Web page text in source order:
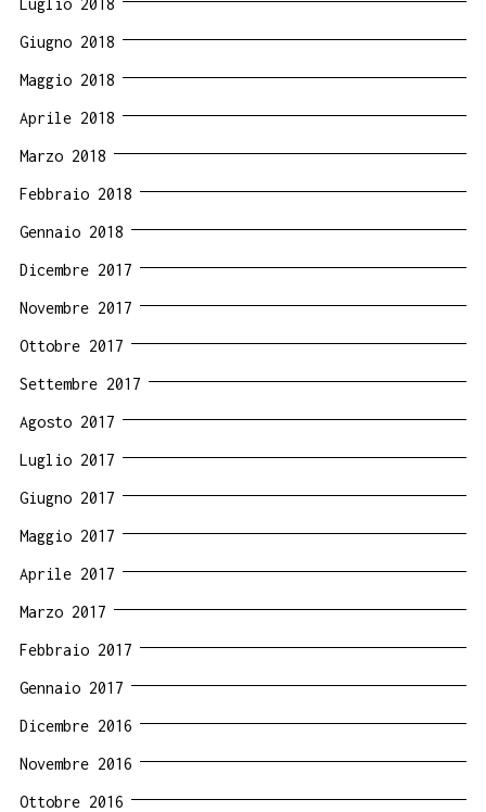
Giugno 2018
Maggio 2018
Aprile 2018
Marzo 2018
Febbraio 2018
Gennaio 2018
Dicembre 2017
Novembre 2017
Ottobre 2017
Settembre 2017
Agosto 2017
Luglio 2017
Giugno 2017
Maggio 2017
Aprile 2017
Marzo 2017
Febbraio 2017
Gennaio 2017
Dicembre 2016
Novembre 2016
Ottobre 2016